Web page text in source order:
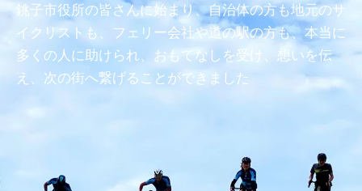
銚子市役所の皆さんに始まり、自治体の方も地元のサ
イクリストも、フェリー会社や道の駅の方も、本当に
多くの人に助けられ、おもてなしを受け、想いを伝
え、次の街へ繋げることができました